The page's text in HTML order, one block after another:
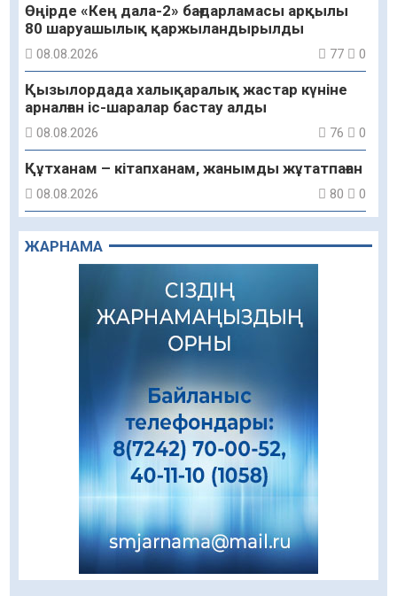
Өңірде «Кең дала-2» бағдарламасы арқылы
80 шаруашылық қаржыландырылды
08.08.2026 77 0
Қызылордада халықаралық жастар күніне
арналған іс-шаралар бастау алды
08.08.2026 76 0
Құтханам – кітапханам, жанымды жұтатпаған
08.08.2026 80 0
Құрылыс қарқыны – қала дамуының айғағы
08.08.2026
Зәулім ғимараттарда туған жерді түлеткен
азаматтардың қолтаңбасы бар
Еңбегі ерлікпен тең мамандық
Даналықтың шырағданы, ой-сананың
шамшырағы
08.08.2026
Кенеге қарсы залалсыздандыру жұмыстары
жүргізілуде
07.08.2026
ЖАРНАМА